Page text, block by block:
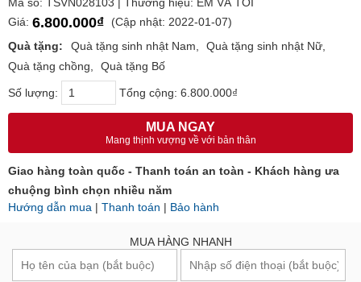
Mã số: TSVN028103 | Thương hiệu: EM VÀ TÔI
Giá: 6.800.000₫
(Cập nhật: 2022-01-07)
Quà tặng:
Quà tặng sinh nhật Nam
Quà tặng sinh nhật Nữ
Quà tặng chồng
Quà tặng Bố
Số lượng: Tổng cộng: 6.800.000₫
MUA NGAY
Mang thịnh vượng về với bản thân
Giao hàng toàn quốc - Thanh toán an toàn - Khách hàng ưa
chuộng bình chọn nhiều năm
Hướng dẫn mua | Thanh toán | Bảo hành
MUA HÀNG NHANH